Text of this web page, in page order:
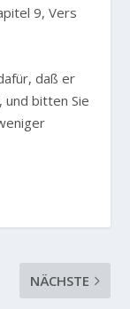
9, Vers
daß er
und bitten Sie
NÄCHSTE